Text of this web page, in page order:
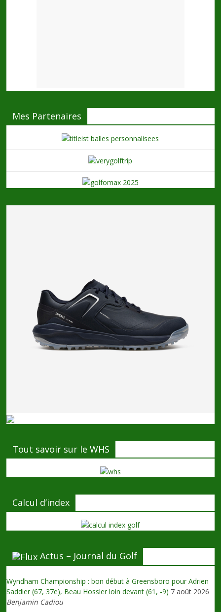
Mes Partenaires
Tout savoir sur le WHS
Calcul d’index
Actus – Journal du Golf
Wyndham Championship : bon début à Greensboro pour Adrien
Saddier (67, 37e), Beau Hossler loin devant (61, -9) 7 août 2026
Benjamin Cadiou